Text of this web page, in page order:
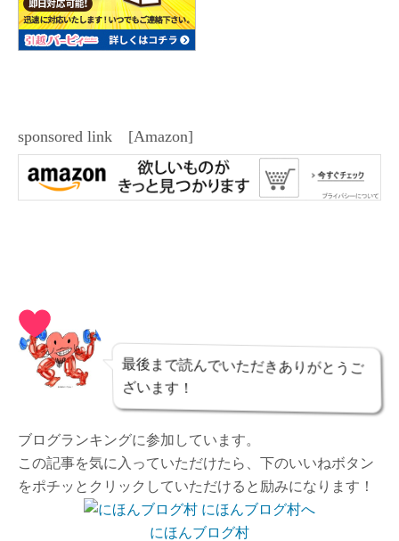
sponsored link [Amazon]
最後まで読んでいただきありがとうご
ざいます！
ブログランキングに参加しています。
この記事を気に入っていただけたら、下のいいねボタン
をポチッとクリックしていただけると励みになります！
にほんブログ村